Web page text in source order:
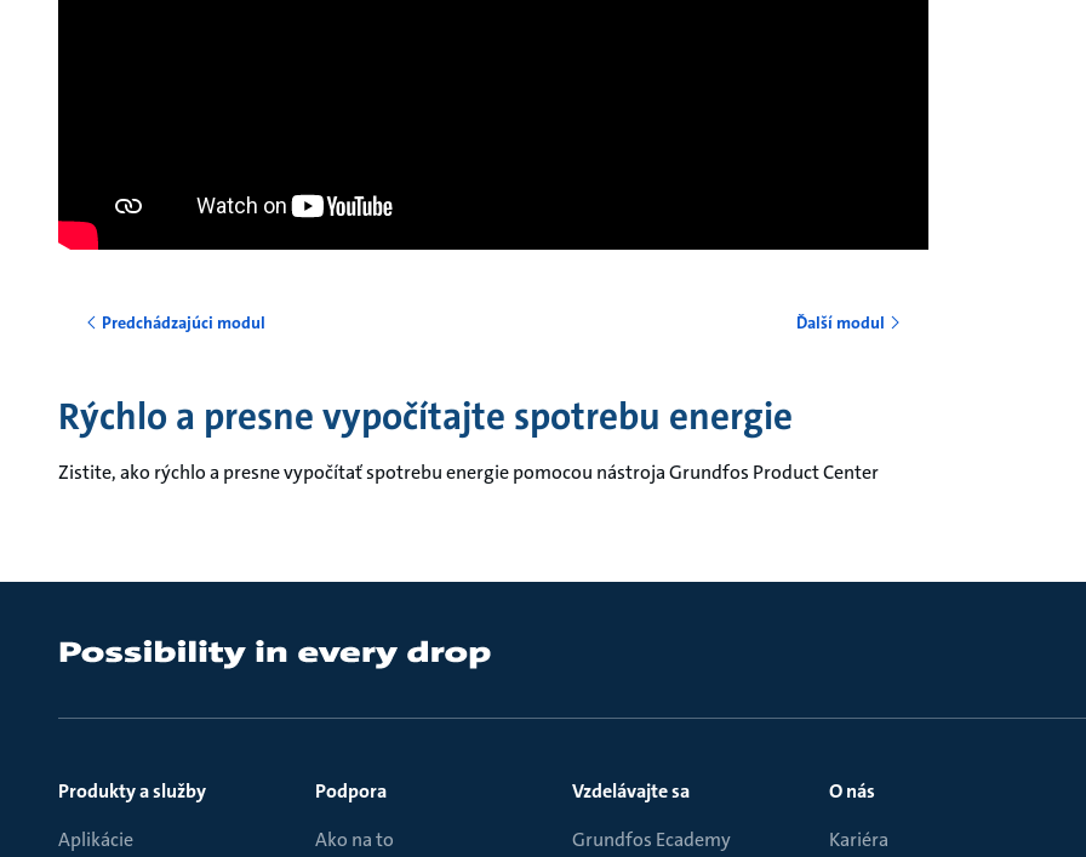
Predchádzajúci modul Ďalší modul
Rýchlo a presne vypočítajte spotrebu energie
Zistite, ako rýchlo a presne vypočítať spotrebu energie pomocou nástroja Grundfos Product Center
Produkty a služby
Aplikácie
Podpora
Ako na to
Vzdelávajte sa
Grundfos Ecademy
O nás
Kariéra